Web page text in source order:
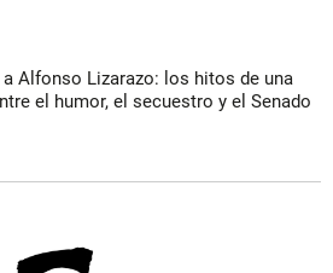
Alfonso Lizarazo: los hitos de una
el humor, el secuestro y el Senado